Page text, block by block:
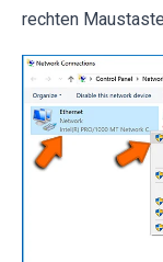
rechten